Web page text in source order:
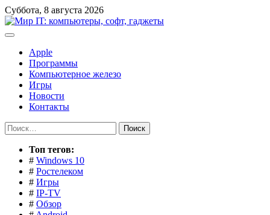
Перейти
к
содержимому
Суббота, 8 августа 2026
Apple
Программы
Компьютерное железо
Игры
Новости
Контакты
Найти:
Toп тегов:
# Windows 10
# Ростелеком
# Игры
# IP-TV
# Обзор